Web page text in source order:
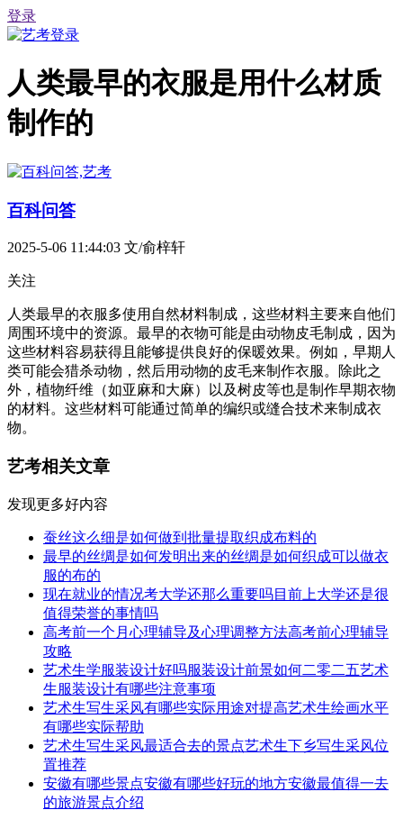
登录
人类最早的衣服是用什么材质
制作的
百科问答
2025-5-06 11:44:03 文/俞梓轩
关注
人类最早的衣服多使用自然材料制成，这些材料主要来自他们
周围环境中的资源。最早的衣物可能是由动物皮毛制成，因为
这些材料容易获得且能够提供良好的保暖效果。例如，早期人
类可能会猎杀动物，然后用动物的皮毛来制作衣服。除此之
外，植物纤维（如亚麻和大麻）以及树皮等也是制作早期衣物
的材料。这些材料可能通过简单的编织或缝合技术来制成衣
物。
艺考相关文章
发现更多好内容
蚕丝这么细是如何做到批量提取织成布料的
最早的丝绸是如何发明出来的丝绸是如何织成可以做衣
服的布的
现在就业的情况考大学还那么重要吗目前上大学还是很
值得荣誉的事情吗
高考前一个月心理辅导及心理调整方法高考前心理辅导
攻略
艺术生学服装设计好吗服装设计前景如何二零二五艺术
生服装设计有哪些注意事项
艺术生写生采风有哪些实际用途对提高艺术生绘画水平
有哪些实际帮助
艺术生写生采风最适合去的景点艺术生下乡写生采风位
置推荐
安徽有哪些景点安徽有哪些好玩的地方安徽最值得一去
的旅游景点介绍